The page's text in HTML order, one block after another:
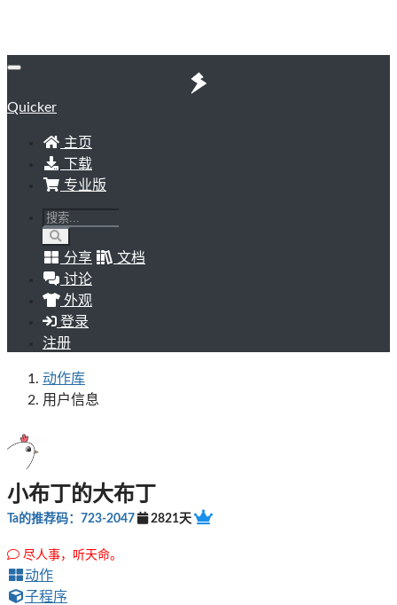
Quicker
主页
下载
专业版
分享
文档
讨论
外观
登录
注册
动作库
用户信息
小布丁的大布丁
Ta的推荐码：723-2047 2821天
尽人事，听天命。
动作
子程序